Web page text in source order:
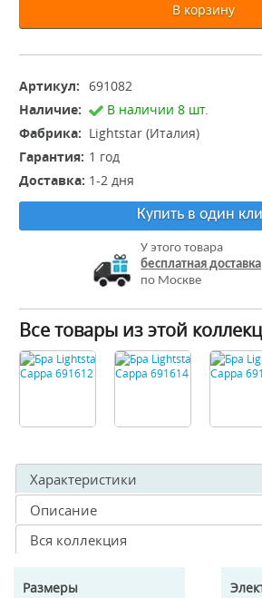
В корзину
Артикул: 691082
Наличие:
В наличии 8 шт.
Фабрика: Lightstar (Италия)
Гарантия: 1 год
Доставка: 1-2 дня
Купить в один
У этого товара
бесплатная доставка
по Москве
Все товары из этой
Характеристики
Описание
Вся коллекция
Размеры